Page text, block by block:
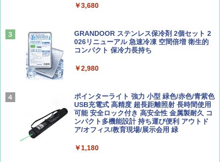
Coyote No.89 特集 星野道夫 夢見る旅
AIRLINE（エアライン）2026年9月号【特
集】ボーイング110周年を祝して！
￥1,760
￥2,079
A26 地球の歩き方 チェコ ポーランド スロヴ
ァキア 2026～2027 地球の歩き方A ヨーロッ
新しい日本地理 地図・統計・移動から読み
解く (講談社現代新書)
￥1,540
500002(88859)
￥5,999
ーティング フルクローズ メッシュ 3-4人用
簡単設置 ポップアップテント エクルベージ
ュ(BC仕様) PATC-150B(EB)
￥9,990
￥3,680
GRANDOOR ステンレス保冷剤 2個セット 2
026リニューアル 急速冷凍 空間倍増 衛生的
コンパクト 保冷力長持ち
￥2,980
ポインターライト 強力 小型 緑色/赤色/青紫色
USB充電式 高精度 超長距離照射 長時間使用
可能 安全ロック付き 高安全性 金属製耐久 コ
ンパクト多機能設計 持ち運び便利 アウトド
ア/オフィス/教育現場/展示会用 緑
￥1,180